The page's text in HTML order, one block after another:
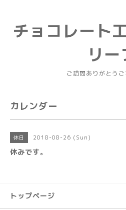
チョコレート
リー
ご訪問ありがとうご
カレンダー
休日 2018-08-26 (Sun)
休みです。
トップページ